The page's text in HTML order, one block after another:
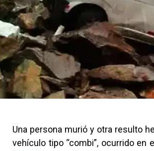
Una persona murió y otra resulto
vehículo tipo “combi”, ocurrido en